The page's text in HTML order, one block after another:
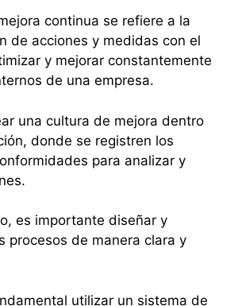
continua se refiere a la
de acciones y medidas con el
y mejorar constantemente
de una empresa.
una cultura de mejora dentro
donde se registren los
para analizar y
es importante diseñar y
procesos de manera clara y
utilizar un sistema de